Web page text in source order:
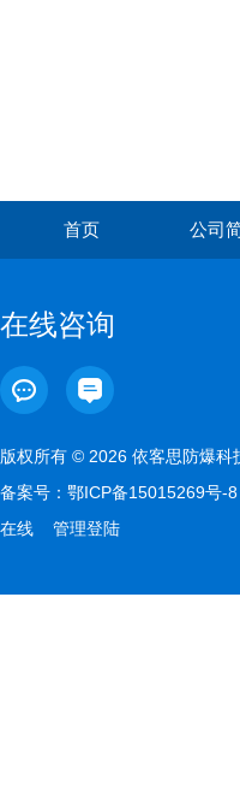
首页 公司
在线咨询
版权所有 © 2026 依客思防爆
备案号： 鄂ICP备15015269号-8
在线
管理登陆